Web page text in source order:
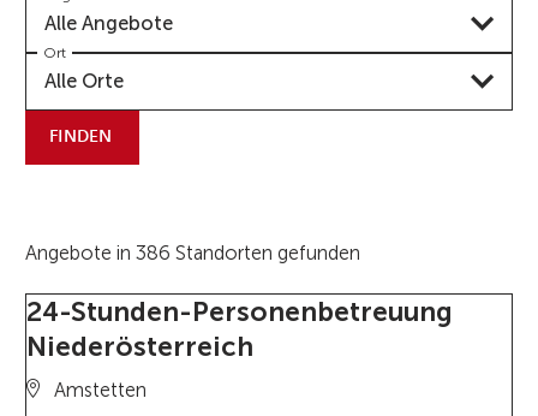
Alle Angebote
Ort
Alle Orte
FINDEN
Angebote in 386 Standorten gefunden
24-Stunden-Personenbetreuung
Niederösterreich
Amstetten